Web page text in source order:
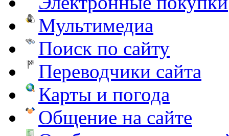
Мультимедиа
Поиск по сайту
Переводчики сайта
Карты и погода
Общение на сайте